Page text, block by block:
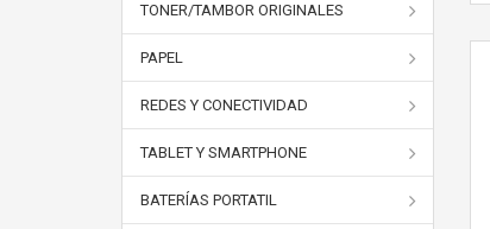
TONER/TAMBOR ORIGINALES
PAPEL
REDES Y CONECTIVIDAD
TABLET Y SMARTPHONE
BATERÍAS PORTATIL